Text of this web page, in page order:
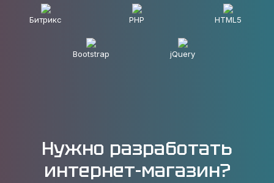
Битрикс PHP HTML5
Bootstrap jQuery
Нужно разработать
интернет-магазин?